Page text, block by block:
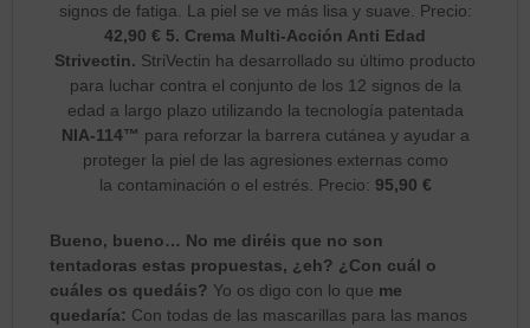
signos de fatiga. La piel se ve más lisa y suave. Precio:
42,90 € 5. Crema Multi-Acción Anti Edad
Strivectin. StriVectin ha desarrollado su último producto
para luchar contra el conjunto de los 12 signos de la
edad a largo plazo utilizando la tecnología patentada
NIA-114™ para reforzar la barrera cutánea y ayudar a
proteger la piel de las agresiones externas como
la contaminación o el estrés. Precio: 95,90 €
Bueno, bueno… No me diréis que no son
tentadoras estas propuestas, ¿eh? ¿Con cuál o
cuáles os quedáis? Yo os digo con lo que me
quedaría: Con todas de las mascarillas para las manos